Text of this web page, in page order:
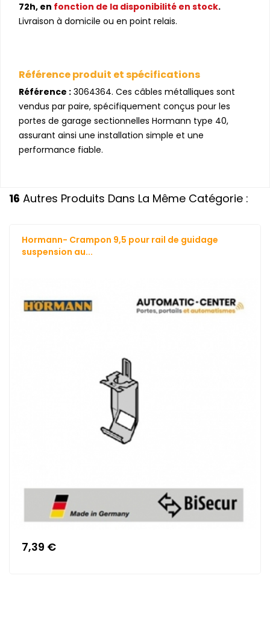
72h, en fonction de la disponibilité en stock.
Livraison à domicile ou en point relais.
Référence produit et spécifications
Référence : 3064364. Ces câbles métalliques sont
vendus par paire, spécifiquement conçus pour les
portes de garage sectionnelles Hormann type 40,
assurant ainsi une installation simple et une
performance fiable.
16 Autres Produits Dans La Même Catégorie :
Hormann- Crampon 9,5 pour rail de guidage
suspension au...
7,39 €